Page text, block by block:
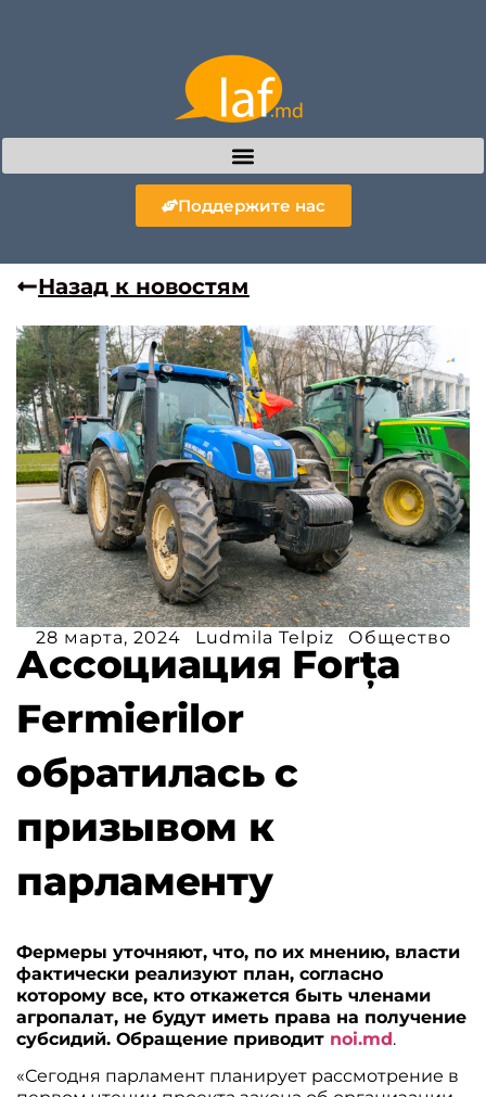
Поддержите нас
Назад к новостям
28 марта, 2024 Ludmila Telpiz Общество
Ассоциация Forța
Fermierilor
обратилась с
призывом к
парламенту
Фермеры уточняют, что, по их мнению, власти
фактически реализуют план, согласно
которому все, кто откажется быть членами
агропалат, не будут иметь права на получение
субсидий. Обращение приводит noi.md.
«Сегодня парламент планирует рассмотрение в